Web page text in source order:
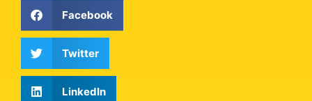
Facebook
Twitter
LinkedIn